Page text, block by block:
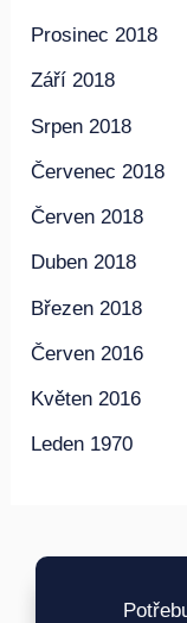
Prosinec 2018
Září 2018
Srpen 2018
Červenec 2018
Červen 2018
Duben 2018
Březen 2018
Červen 2016
Květen 2016
Leden 1970